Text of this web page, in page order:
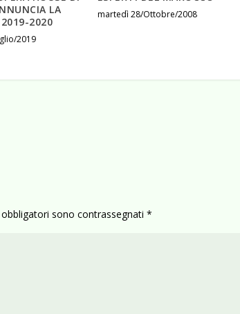
LA
2020
2019
martedì 28/Ottobre/2008
obbligatori sono contrassegnati*